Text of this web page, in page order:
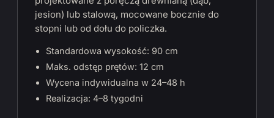
jesion) lub stalową, mocowane bocznie do
stopni lub od dołu do policzka.
Standardowa wysokość: 90 cm
Maks. odstęp prętów: 12 cm
Wycena indywidualna w 24–48 h
Realizacja: 4–8 tygodni